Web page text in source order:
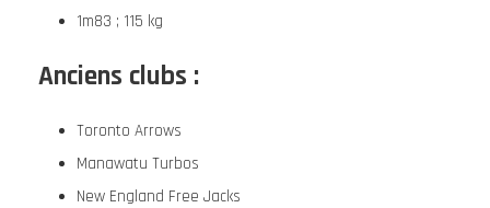
1m83 ; 115 kg
Anciens clubs :
Toronto Arrows
Manawatu Turbos
New England Free Jacks